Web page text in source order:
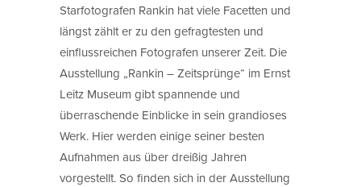
Starfotografen Rankin hat viele Facetten und
längst zählt er zu den gefragtesten und
einflussreichen Fotografen unserer Zeit. Die
Ausstellung „Rankin – Zeitsprünge“ im Ernst
Leitz Museum gibt spannende und
überraschende Einblicke in sein grandioses
Werk. Hier werden einige seiner besten
Aufnahmen aus über dreißig Jahren
vorgestellt. So finden sich in der Ausstellung